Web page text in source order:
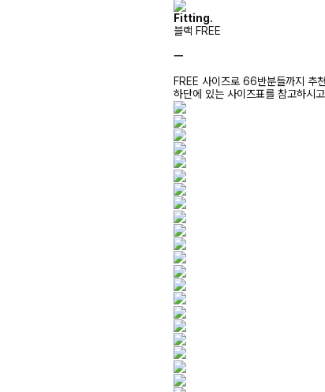
Fitting.
블랙 FREE
ㅡ
FREE 사이즈로 66반분들까지 추
하단에 있는 사이즈표를 참고하시